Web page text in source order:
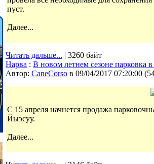
пуст.
Далее...
Читать дальше... | 3260 байт
Нарва : В новом летнем сезоне парковка
Автор: CaneCorso в 09/04/2017 07:20:00 (
С 15 апреля начнется продажа
Йыэсуу.
Далее...